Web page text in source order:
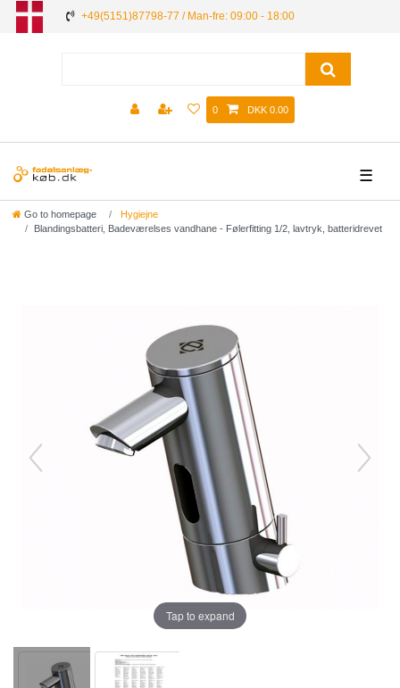
+49(5151)87798-77 / Man-fre: 09:00 - 18:00
0 DKK 0.00
☰
Go to homepage
Hygiejne
Blandingsbatteri, Badeværelses vandhane - Følerfitting 1/2, lavtryk, batteridrevet
Tap to expand